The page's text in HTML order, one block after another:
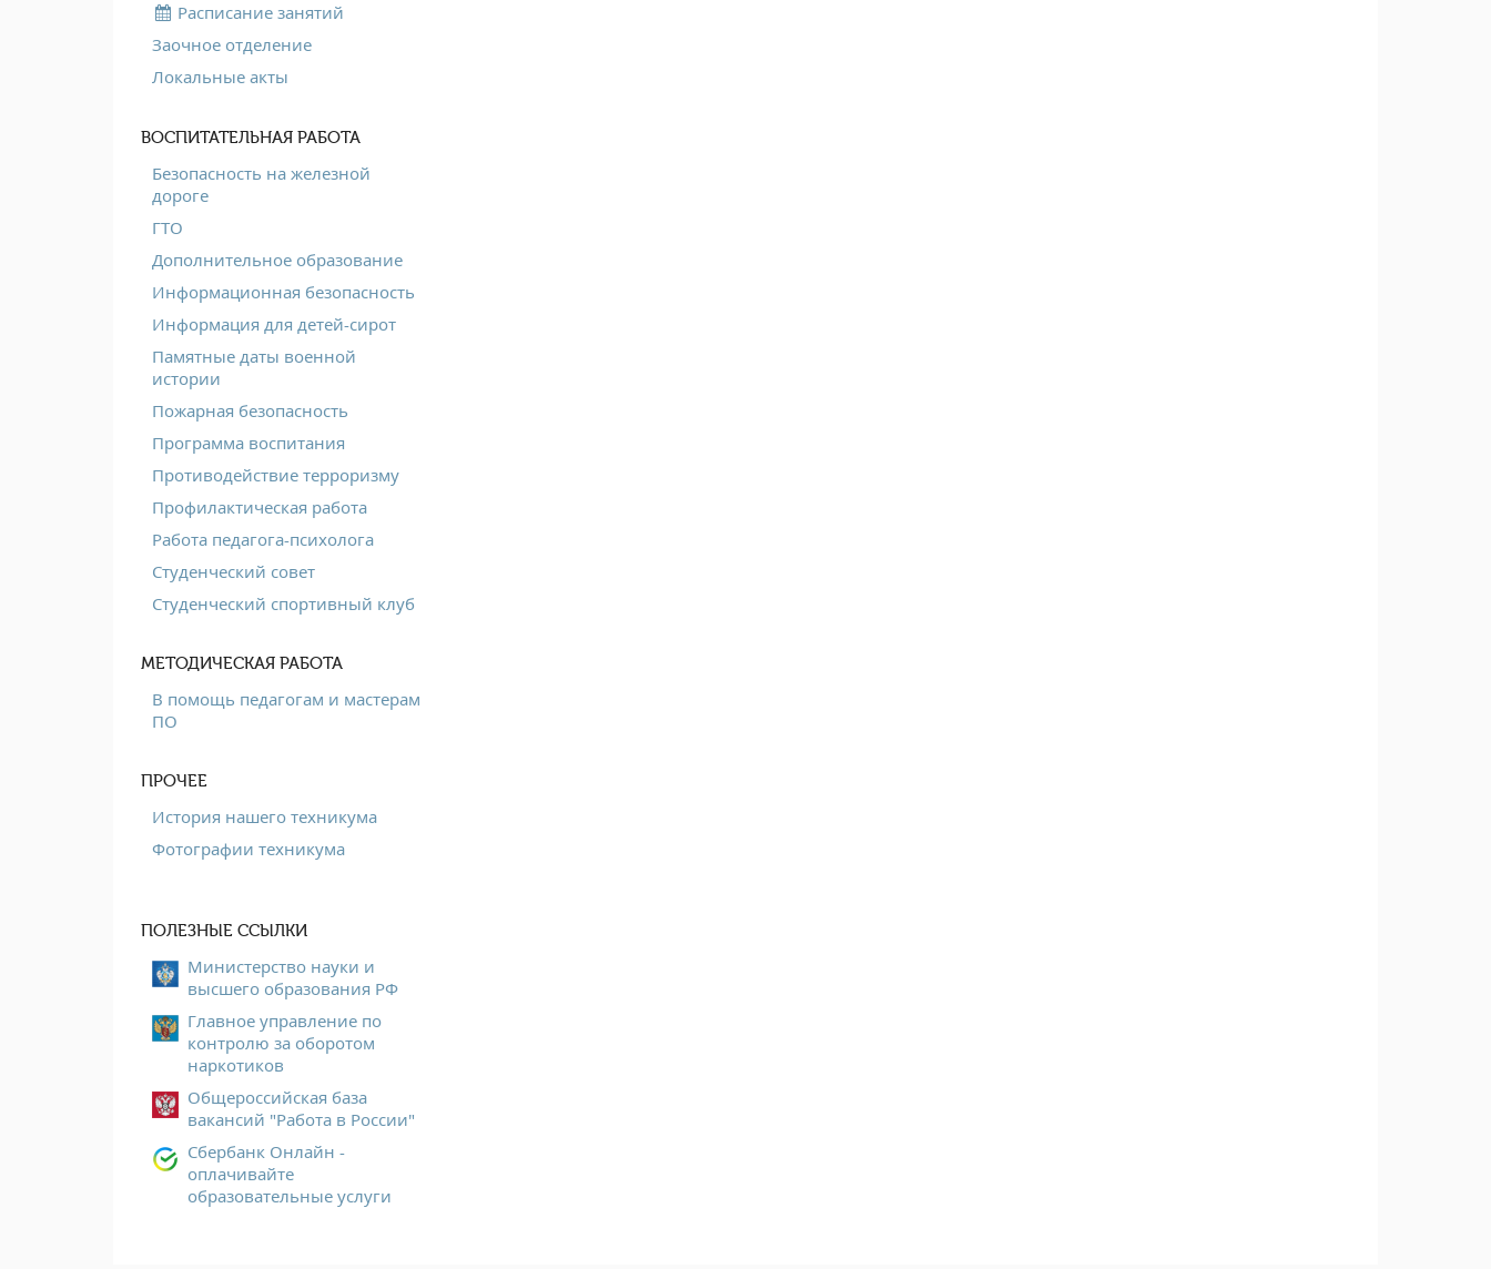
Расписание занятий
Заочное отделение
Локальные акты
ВОСПИТАТЕЛЬНАЯ РАБОТА
Безопасность на железной
дороге
ГТО
Дополнительное образование
Информационная безопасность
Информация для детей-сирот
Памятные даты военной
истории
Пожарная безопасность
Программа воспитания
Противодействие терроризму
Профилактическая работа
Работа педагога-психолога
Студенческий совет
Студенческий спортивный клуб
МЕТОДИЧЕСКАЯ РАБОТА
В помощь педагогам и мастерам
ПО
ПРОЧЕЕ
История нашего техникума
Фотографии техникума
ПОЛЕЗНЫЕ ССЫЛКИ
Министерство науки и
высшего образования РФ
Главное управление по
контролю за оборотом
наркотиков
Общероссийская база
вакансий "Работа в России"
Сбербанк Онлайн -
оплачивайте
образовательные услуги